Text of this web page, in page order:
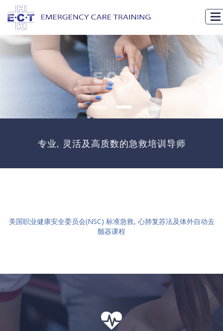
专业, 灵活及高质数的急救培训导师
美国职业健康安全委员会(NSC) 标准急救, 心肺复苏法及体外自动去
颤器课程